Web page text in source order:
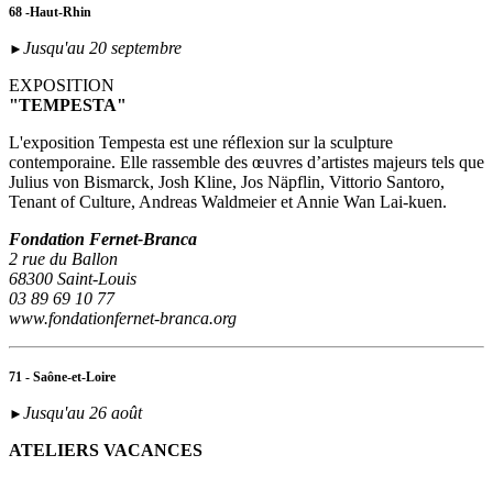
68 -Haut-Rhin
► Jusqu'au 20 septembre
EXPOSITION
"TEMPESTA"
L'exposition Tempesta est une réflexion sur la sculpture
contemporaine. Elle rassemble des œuvres d’artistes majeurs tels que
Julius von Bismarck, Josh Kline, Jos Näpflin, Vittorio Santoro,
Tenant of Culture, Andreas Waldmeier et Annie Wan Lai-kuen.
Fondation Fernet-Branca
2 rue du Ballon
68300 Saint-Louis
03 89 69 10 77
www.fondationfernet-branca.org
71 - Saône-et-Loire
► Jusqu'au 26 août
ATELIERS VACANCES